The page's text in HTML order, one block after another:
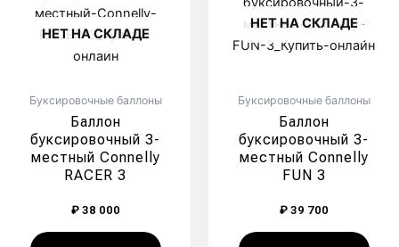
НЕТ НА СКЛАДЕ
Буксировочные баллоны
Баллон
буксировочный 3-
местный Connelly
RACER 3
₽38 000
НЕТ НА СКЛАДЕ
Буксировочные баллоны
Баллон
буксировочный 3-
местный Connelly
FUN 3
₽39 700